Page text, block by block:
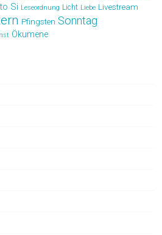
Si Leseordnung Licht Liebe Livestream
Pfingsten Sonntag
Ökumene